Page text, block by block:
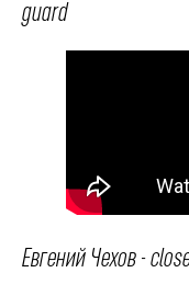
guard
Евгений Чехов -